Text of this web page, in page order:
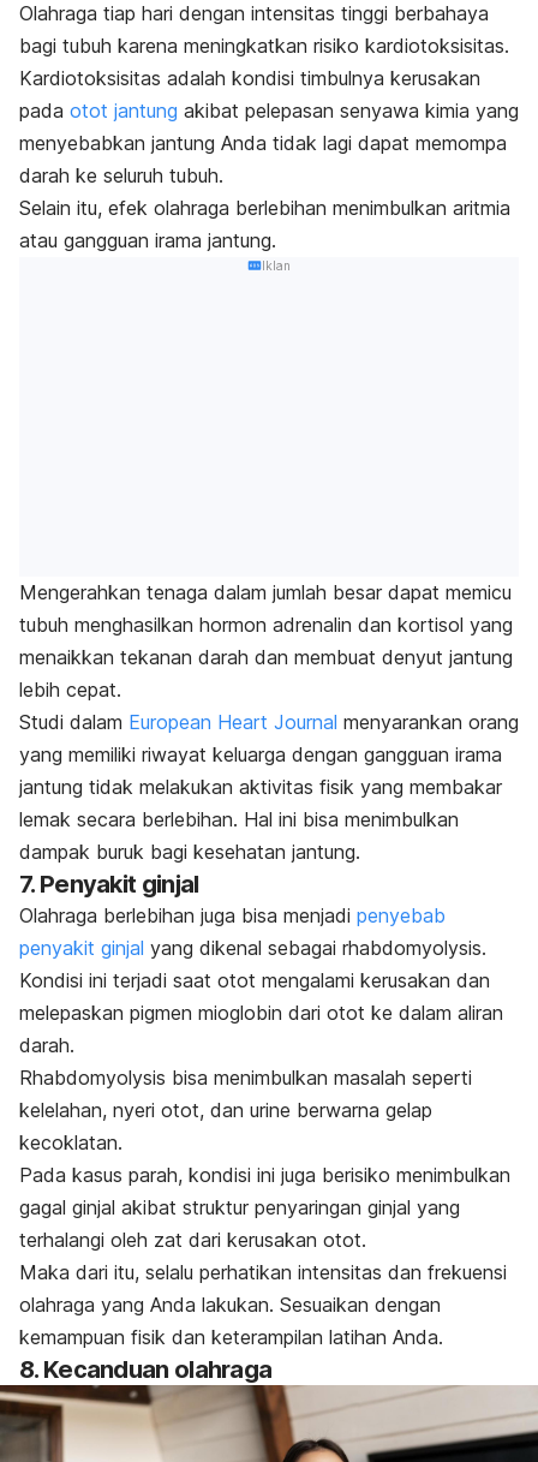
Olahraga tiap hari dengan intensitas tinggi berbahaya
bagi tubuh karena meningkatkan risiko kardiotoksisitas.
Kardiotoksisitas adalah kondisi timbulnya kerusakan
pada otot jantung akibat pelepasan senyawa kimia yang
menyebabkan jantung Anda tidak lagi dapat memompa
darah ke seluruh tubuh.
Selain itu, efek olahraga berlebihan menimbulkan aritmia
atau gangguan irama jantung.
Iklan
Mengerahkan tenaga dalam jumlah besar dapat memicu
tubuh menghasilkan hormon adrenalin dan kortisol yang
menaikkan tekanan darah dan membuat denyut jantung
lebih cepat.
Studi dalam European Heart Journal menyarankan orang
yang memiliki riwayat keluarga dengan gangguan irama
jantung tidak melakukan aktivitas fisik yang membakar
lemak secara berlebihan. Hal ini bisa menimbulkan
dampak buruk bagi kesehatan jantung.
7. Penyakit ginjal
Olahraga berlebihan juga bisa menjadi penyebab
penyakit ginjal yang dikenal sebagai rhabdomyolysis.
Kondisi ini terjadi saat otot mengalami kerusakan dan
melepaskan pigmen mioglobin dari otot ke dalam aliran
darah.
Rhabdomyolysis bisa menimbulkan masalah seperti
kelelahan, nyeri otot, dan urine berwarna gelap
kecoklatan.
Pada kasus parah, kondisi ini juga berisiko menimbulkan
gagal ginjal akibat struktur penyaringan ginjal yang
terhalangi oleh zat dari kerusakan otot.
Maka dari itu, selalu perhatikan intensitas dan frekuensi
olahraga yang Anda lakukan. Sesuaikan dengan
kemampuan fisik dan keterampilan latihan Anda.
8. Kecanduan olahraga